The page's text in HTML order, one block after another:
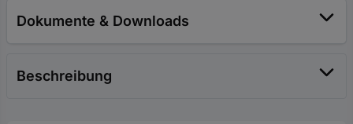
Dokumente & Downloads
Beschreibung